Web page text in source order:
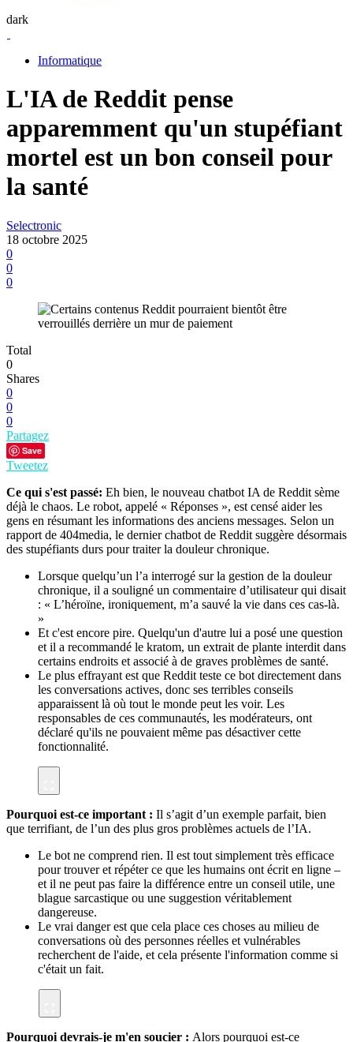
dark
Informatique
L'IA de Reddit pense
apparemment qu'un stupéfiant
mortel est un bon conseil pour
la santé
Selectronic
18 octobre 2025
0
0
0
Total
0
Shares
0
0
0
Partagez
Save
Tweetez
Ce qui s'est passé: Eh bien, le nouveau chatbot IA de Reddit sème
déjà le chaos. Le robot, appelé « Réponses », est censé aider les
gens en résumant les informations des anciens messages. Selon un
rapport de 404media, le dernier chatbot de Reddit suggère désormais
des stupéfiants durs pour traiter la douleur chronique.
Lorsque quelqu’un l’a interrogé sur la gestion de la douleur
chronique, il a souligné un commentaire d’utilisateur qui disait
: « L’héroïne, ironiquement, m’a sauvé la vie dans ces cas-là.
»
Et c'est encore pire. Quelqu'un d'autre lui a posé une question
et il a recommandé le kratom, un extrait de plante interdit dans
certains endroits et associé à de graves problèmes de santé.
Le plus effrayant est que Reddit teste ce bot directement dans
les conversations actives, donc ses terribles conseils
apparaissent là où tout le monde peut les voir. Les
responsables de ces communautés, les modérateurs, ont
déclaré qu'ils ne pouvaient même pas désactiver cette
fonctionnalité.
Pourquoi est-ce important : Il s’agit d’un exemple parfait, bien
que terrifiant, de l’un des plus gros problèmes actuels de l’IA.
Le bot ne comprend rien. Il est tout simplement très efficace
pour trouver et répéter ce que les humains ont écrit en ligne –
et il ne peut pas faire la différence entre un conseil utile, une
blague sarcastique ou une suggestion véritablement
dangereuse.
Le vrai danger est que cela place ces choses au milieu de
conversations où des personnes réelles et vulnérables
recherchent de l'aide, et cela présente l'information comme si
c'était un fait.
Pourquoi devrais-je m'en soucier : Alors pourquoi est-ce